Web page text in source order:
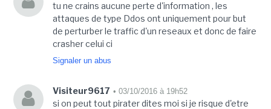
tu ne crains aucune perte d'information , les
attaques de type Ddos ont uniquement pour but
de perturber le traffic d'un reseaux et donc de faire
crasher celui ci
Signaler un abus
Visiteur9617 • 03/10/2016 à 19h52
si on peut tout pirater dites moi si je risque d'etre